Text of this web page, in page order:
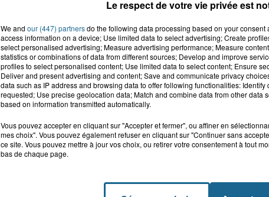
L'info locale dans le
Dunkerquois
L'info
Le respect de votre vie privée est
We and our (447) partnersdo the following data processing based on your
access information on a device; Use limited data to select advertising; Create
select personalised advertising; Measure advertising performance; Measure
statistics or combinations of data from different sources; Develop and improve
profiles to select personalised content; Use limited data to select content; Ensure
Deliver and present advertising and content; Save and communicate privacy
data such as IP address and browsing data to offer following functionalities:
requested; Use precise geolocation data; Match and combine data from other data
based on information transmitted automatically.
Vous pouvez accepter en cliquant sur "Accepter et fermer", ou affiner en
mes choix". Vous pouvez également refuser en cliquant sur "Continuer sans
ce site. Vous pouvez mettre à jour vos choix, ou retirer votre consentement à tout
bas de chaque page.